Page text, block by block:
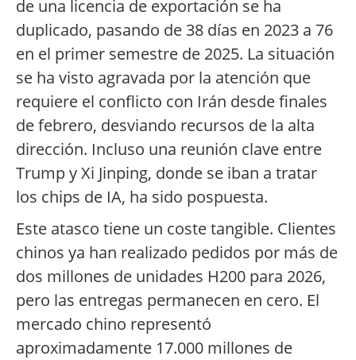
de una licencia de exportación se ha
duplicado, pasando de 38 días en 2023 a 76
en el primer semestre de 2025. La situación
se ha visto agravada por la atención que
requiere el conflicto con Irán desde finales
de febrero, desviando recursos de la alta
dirección. Incluso una reunión clave entre
Trump y Xi Jinping, donde se iban a tratar
los chips de IA, ha sido pospuesta.
Este atasco tiene un coste tangible. Clientes
chinos ya han realizado pedidos por más de
dos millones de unidades H200 para 2026,
pero las entregas permanecen en cero. El
mercado chino representó
aproximadamente 17.000 millones de